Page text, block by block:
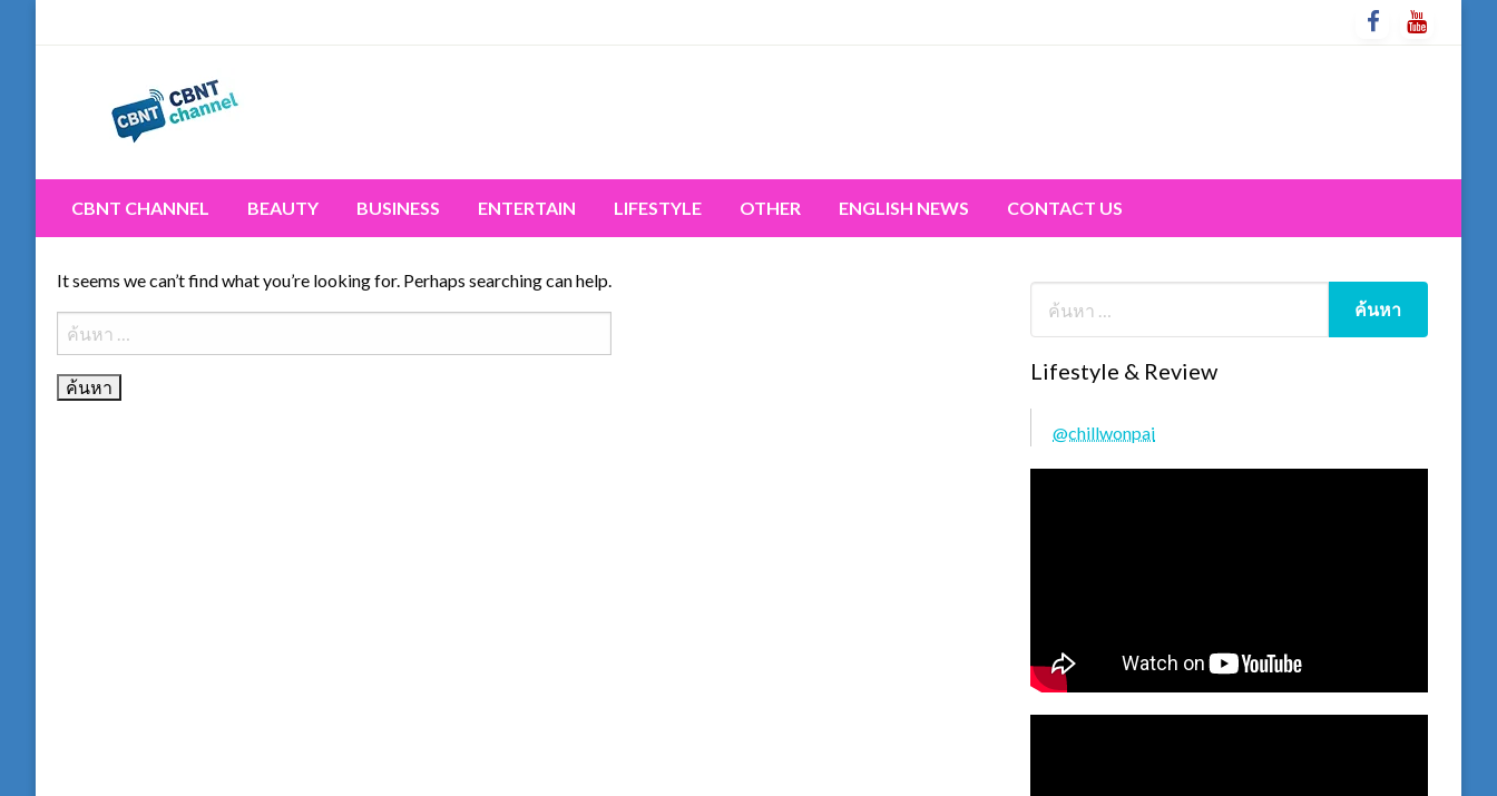
CBNT CHANNEL
CBNT CHANNEL
BEAUTY BUSINESS ENTERTAIN LIFESTYLE OTHER ENGLISH NEWS CONTACT US
It seems we can’t find what you’re looking for. Perhaps searching can help.
ค้นหา
สำหรับ:
Lifestyle & Review
@chillwonpai